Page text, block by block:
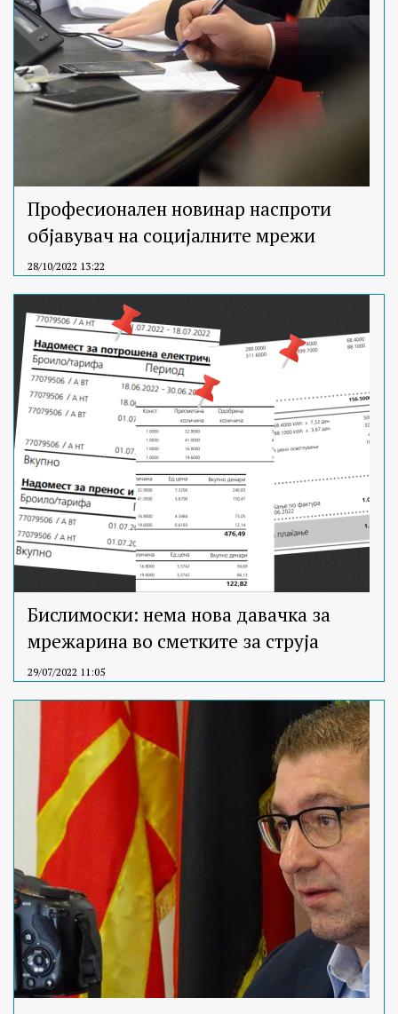
Професионален новинар наспроти
објавувач на социјалните мрежи
28/10/2022 13:22
Бислимоски: нема нова давачка за
мрежарина во сметките за струја
29/07/2022 11:05